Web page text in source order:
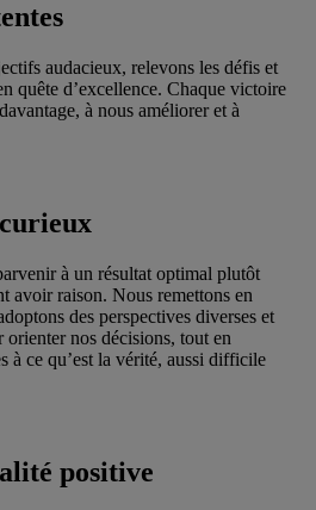
audacieux, relevons les défis et
quête d’excellence. Chaque victoire
à nous améliorer et à
à un résultat optimal plutôt
avoir raison. Nous remettons en
des perspectives diverses et
nos décisions, tout en
à ce qu’est la vérité, aussi difficile
positive